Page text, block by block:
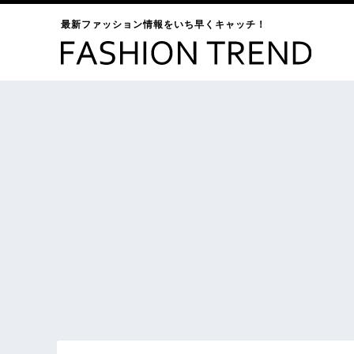
最新ファッション情報をいち早くキャッチ！